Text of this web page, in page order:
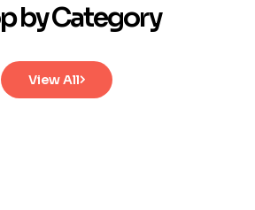
by Category
View All